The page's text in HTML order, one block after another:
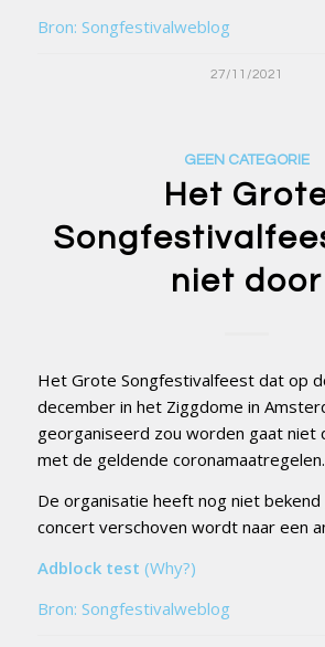
Bron: Songfestivalweblog
27/11/2021
GEEN CATEGORIE
Het
niet door
Het Grote Songfestivalfeest dat op
december in het Ziggdome in
georganiseerd zou worden gaat niet
met de geldende coronamaatregelen.
De organisatie heeft nog niet
concert verschoven wordt naar een
Adblock test (Why?)
Bron: Songfestivalweblog